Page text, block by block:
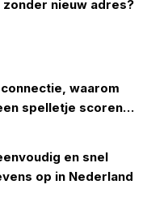
nieuw adres?
connectie, waarom
spelletje scoren
en snel
op in Nederland